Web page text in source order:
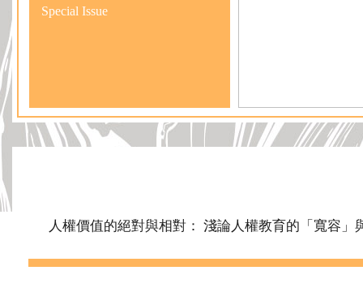
Special Issue
人權價值的絕對與相對： 淺論人權教育的「寬容」